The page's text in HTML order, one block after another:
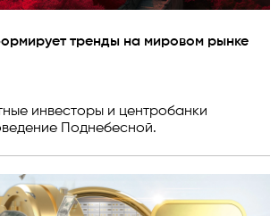
тренды на мировом рынке
инвесторы и центробанки
Поднебесной.